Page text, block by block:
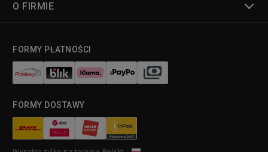
O FIRMIE
FORMY PŁATNOŚCI
FORMY DOSTAWY